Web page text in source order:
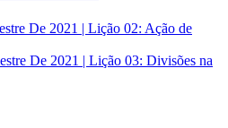
De 2021 | Lição 02: Ação de
De 2021 | Lição 03: Divisões na